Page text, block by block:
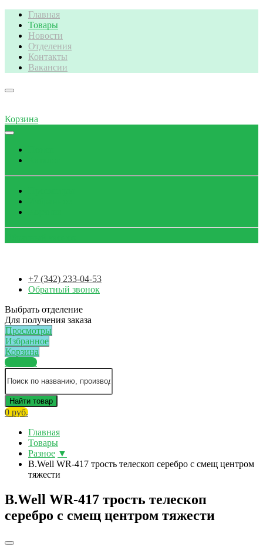
Главная
Товары
Новости
Отделения
Контакты
Вакансии
Корзина
+7 (342) 233-04-53
Обратный звонок
Выбрать отделение
Для получения заказа
Просмотры
Избранное
Корзина
Каталог
Найти товар
0 руб.
Главная
Товары
Разное ▼
B.Well WR-417 трость телескоп серебро с смещ центром
тяжести
B.Well WR-417 трость телескоп
серебро с смещ центром тяжести